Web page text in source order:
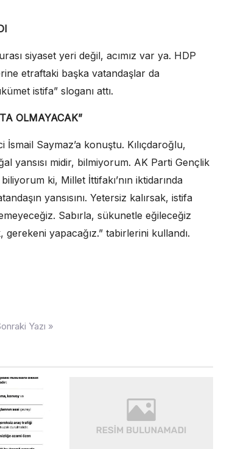
siyaset yeri değil, acımız var ya. HDP
etraftaki başka vatandaşlar da
istifa” sloganı attı.
OLMAYACAK”
Saymaz’a konuştu. Kılıçdaroğlu,
yansısı midir, bilmiyorum. AK Parti Gençlik
ki, Millet İttifakı’nın iktidarında
yansısını. Yetersiz kalırsak, istifa
Sabırla, sükunetle eğileceğiz
gerekeni yapacağız.” tabirlerini kullandı.
Yazı »